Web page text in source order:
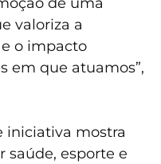
valoriza a
o impacto
em que atuamos”,
iniciativa mostra
saúde, esporte e